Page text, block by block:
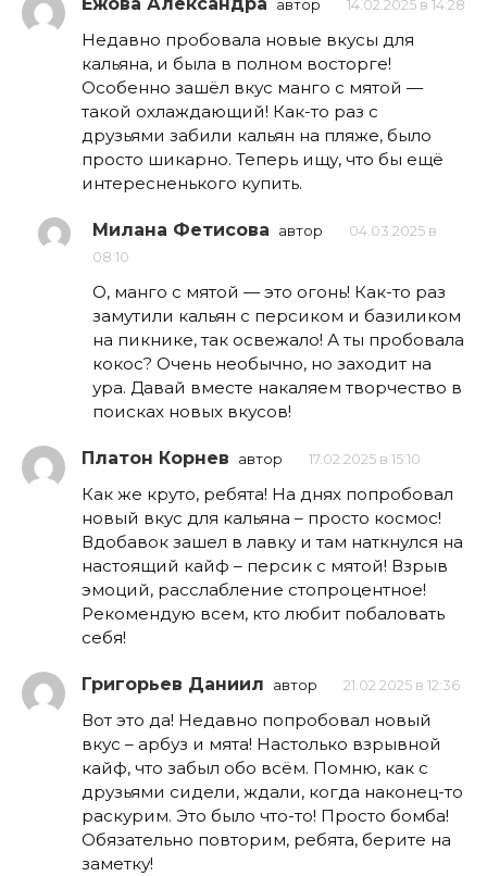
Ежова Александра автор 14.02.2025 в 14:28
Недавно пробовала новые вкусы для
кальяна, и была в полном восторге!
Особенно зашёл вкус манго с мятой —
такой охлаждающий! Как-то раз с
друзьями забили кальян на пляже, было
просто шикарно. Теперь ищу, что бы ещё
интересненького купить.
Милана Фетисова автор
04.03.2025 в
08:10
О, манго с мятой — это огонь! Как-то раз
замутили кальян с персиком и базиликом
на пикнике, так освежало! А ты пробовала
кокос? Очень необычно, но заходит на
ура. Давай вместе накаляем творчество в
поисках новых вкусов!
Платон Корнев автор 17.02.2025 в 15:10
Как же круто, ребята! На днях попробовал
новый вкус для кальяна – просто космос!
Вдобавок зашел в лавку и там наткнулся на
настоящий кайф – персик с мятой! Взрыв
эмоций, расслабление стопроцентное!
Рекомендую всем, кто любит побаловать
себя!
Григорьев Даниил автор 21.02.2025 в 12:36
Вот это да! Недавно попробовал новый
вкус – арбуз и мята! Настолько взрывной
кайф, что забыл обо всём. Помню, как с
друзьями сидели, ждали, когда наконец-то
раскурим. Это было что-то! Просто бомба!
Обязательно повторим, ребята, берите на
заметку!